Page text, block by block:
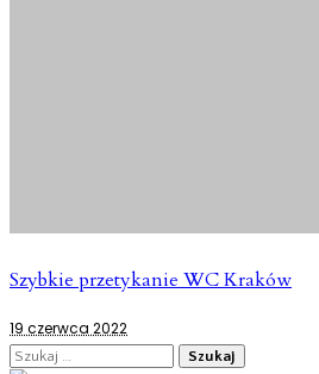
Szybkie przetykanie WC Kraków
19 czerwca 2022
Szukaj: